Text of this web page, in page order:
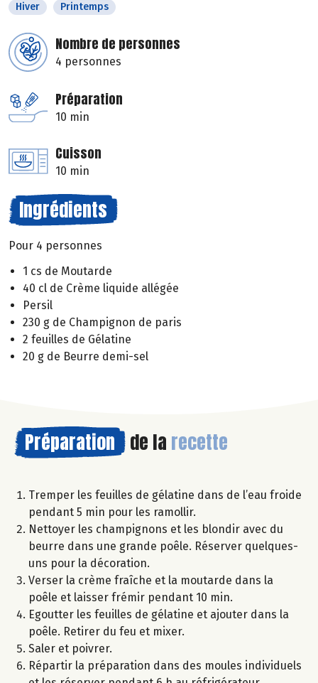
Hiver
Printemps
Nombre de personnes
4 personnes
Préparation
10 min
Cuisson
10 min
Ingrédients
Pour 4 personnes
1 cs de Moutarde
40 cl de Crème liquide allégée
Persil
230 g de Champignon de paris
2 feuilles de Gélatine
20 g de Beurre demi-sel
Préparation de la recette
Tremper les feuilles de gélatine dans de l’eau froide
pendant 5 min pour les ramollir.
Nettoyer les champignons et les blondir avec du
beurre dans une grande poêle. Réserver quelques-
uns pour la décoration.
Verser la crème fraîche et la moutarde dans la
poêle et laisser frémir pendant 10 min.
Egoutter les feuilles de gélatine et ajouter dans la
poêle. Retirer du feu et mixer.
Saler et poivrer.
Répartir la préparation dans des moules individuels